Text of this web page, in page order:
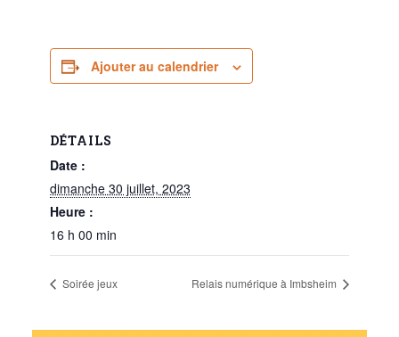
Ajouter au calendrier
DÉTAILS
Date :
dimanche 30 juillet, 2023
Heure :
16 h 00 min
Soirée jeux Relais numérique à Imbsheim